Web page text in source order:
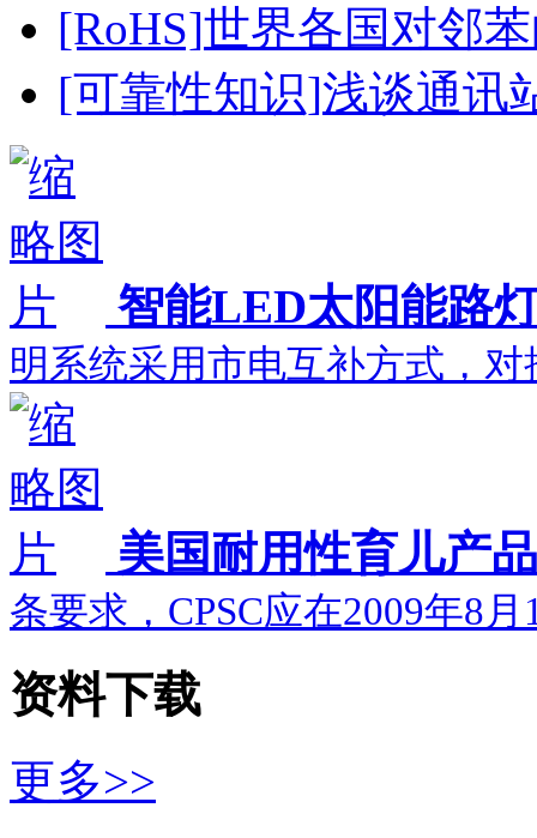
[RoHS]世界各国对邻
[可靠性知识]浅谈通讯
智能LED太阳能路
明系统采用市电互补方式，
美国耐用性育儿产
条要求，CPSC应在2009年8
资料下载
更多>>